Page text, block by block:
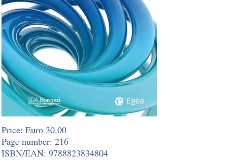
Price: Euro 30.00
Page number: 216
ISBN/EAN: 9788823834804